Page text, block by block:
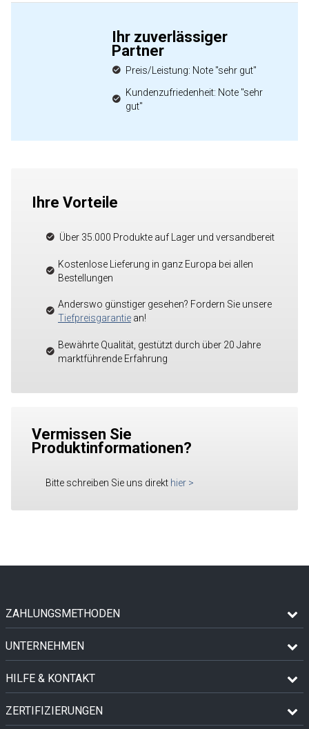
Ihr zuverlässiger
Partner
Preis/Leistung: Note "sehr gut"
Kundenzufriedenheit: Note "sehr
gut"
Ihre Vorteile
Über 35.000 Produkte auf Lager und versandbereit
Kostenlose Lieferung in ganz Europa bei allen
Bestellungen
Anderswo günstiger gesehen? Fordern Sie unsere
Tiefpreisgarantie an!
Bewährte Qualität, gestützt durch über 20 Jahre
marktführende Erfahrung
Vermissen Sie
Produktinformationen?
Bitte schreiben Sie uns direkt hier >
ZAHLUNGSMETHODEN
UNTERNEHMEN
HILFE & KONTAKT
ZERTIFIZIERUNGEN